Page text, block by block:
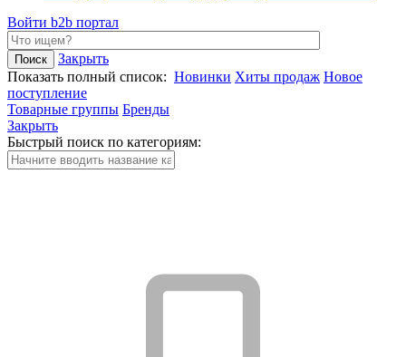
Войти b2b портал
Закрыть
Показать полный список: Новинки Хиты продаж Новое
поступление
Товарные группы Бренды
Закрыть
Быстрый поиск по категориям: